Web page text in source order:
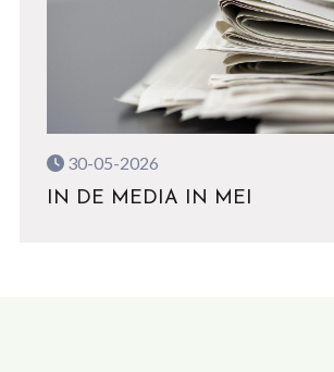
30-05-2026
IN DE MEDIA IN MEI